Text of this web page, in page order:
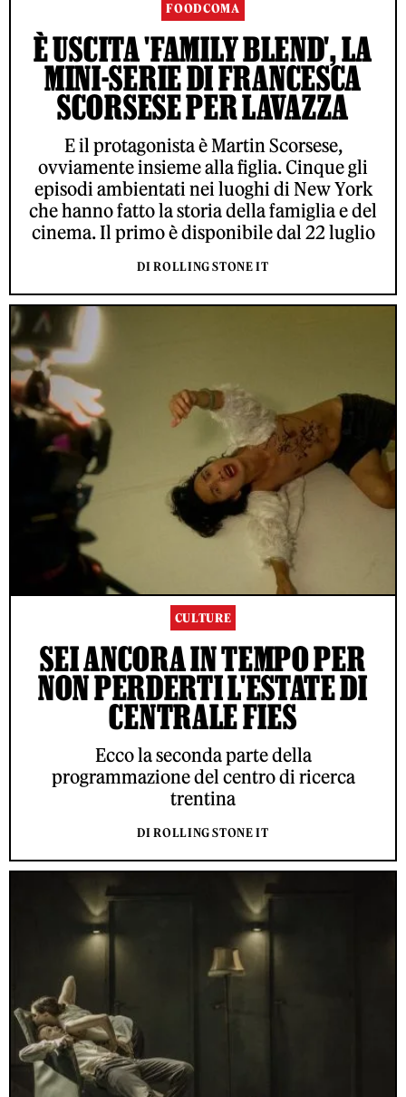
FOODCOMA
È USCITA 'FAMILY BLEND', LA
MINI-SERIE DI FRANCESCA
SCORSESE PER LAVAZZA
E il protagonista è Martin Scorsese,
ovviamente insieme alla figlia. Cinque gli
episodi ambientati nei luoghi di New York
che hanno fatto la storia della famiglia e del
cinema. Il primo è disponibile dal 22 luglio
DI ROLLING STONE IT
CULTURE
SEI ANCORA IN TEMPO PER
NON PERDERTI L'ESTATE DI
CENTRALE FIES
Ecco la seconda parte della
programmazione del centro di ricerca
trentina
DI ROLLING STONE IT